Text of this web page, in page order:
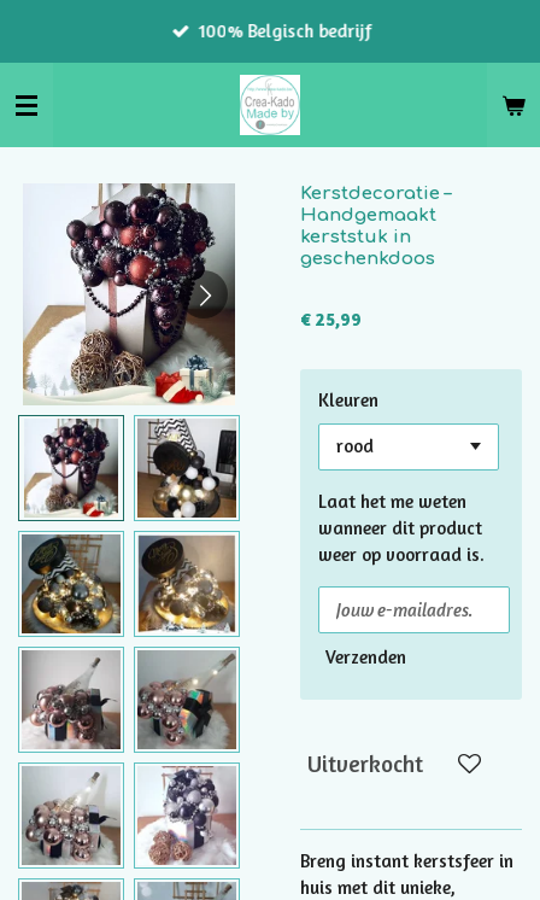
de
100% Belgisch bedrijf
Kerstdecoratie –
Handgemaakt
kerststuk in
geschenkdoos
€ 25,99
Kleuren
Laat het me weten
wanneer dit product
weer op voorraad is.
Verzenden
Uitverkocht
Breng instant kerstsfeer in
huis met dit unieke,